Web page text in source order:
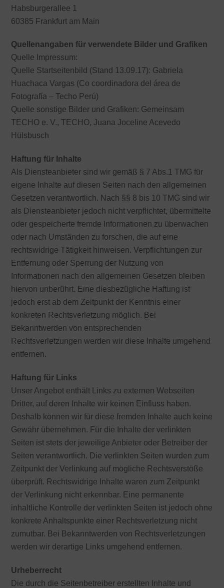
Habsburgerallee 1
60385 Frankfurt am Main
Quellenangaben für verwendete Bilder und Grafiken
Quelle Impressum:
Quelle Startseitenbild (Stand 13.09.17): Gabriela
Huachaca Vargas (Co coordinadora del área de
Fotografía – Techo Perú)
Quelle sonstige Bilder und Grafiken: Gemeinsam
TECHO e. V., TECHO, Juana Joceline Acevedo
Hülsbusch
Haftung für Inhalte
Als Diensteanbieter sind wir gemäß § 7 Abs.1 TMG für
eigene Inhalte auf diesen Seiten nach den allgemeinen
Gesetzen verantwortlich. Nach §§ 8 bis 10 TMG sind wir
als Diensteanbieter jedoch nicht verpflichtet, übermittelte
oder gespeicherte fremde Informationen zu überwachen
oder nach Umständen zu forschen, die auf eine
rechtswidrige Tätigkeit hinweisen. Verpflichtungen zur
Entfernung oder Sperrung der Nutzung von
Informationen nach den allgemeinen Gesetzen bleiben
hiervon unberührt. Eine diesbezügliche Haftung ist
jedoch erst ab dem Zeitpunkt der Kenntnis einer
konkreten Rechtsverletzung möglich. Bei
Bekanntwerden von entsprechenden
Rechtsverletzungen werden wir diese Inhalte umgehend
entfernen.
Haftung für Links
Unser Angebot enthält Links zu externen Webseiten
Dritter, auf deren Inhalte wir keinen Einfluss haben.
Deshalb können wir für diese fremden Inhalte auch keine
Gewähr übernehmen. Für die Inhalte der verlinkten
Seiten ist stets der jeweilige Anbieter oder Betreiber der
Seiten verantwortlich. Die verlinkten Seiten wurden zum
Zeitpunkt der Verlinkung auf mögliche Rechtsverstöße
überprüft. Rechtswidrige Inhalte waren zum Zeitpunkt
der Verlinkung nicht erkennbar. Eine permanente
inhaltliche Kontrolle der verlinkten Seiten ist jedoch ohne
konkrete Anhaltspunkte einer Rechtsverletzung nicht
zumutbar. Bei Bekanntwerden von Rechtsverletzungen
werden wir derartige Links umgehend entfernen.
Urheberrecht
Die durch die Seitenbetreiber erstellten Inhalte und